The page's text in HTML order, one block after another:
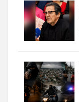
perspectiva
internacional,
visite
the
latest
news
from
the
Dominican